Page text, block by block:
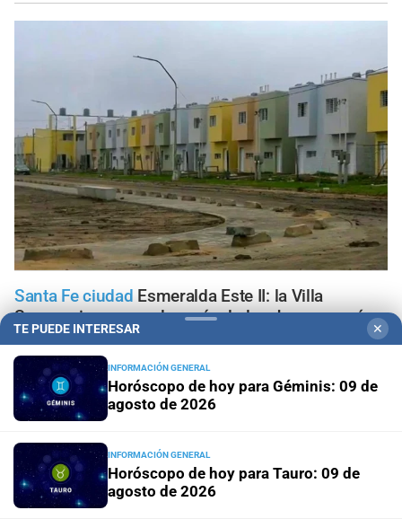
Santa Fe ciudad Esmeralda Este II: la Villa
Suramericana que después de los Juegos será
hogar de 346 familias
"Geriátrico del horror"¿Qué pasó con el Observatorio
municipal de asilos de ancianos en la ciudad de Santa
Fe?
Ante el fenómeno de El NiñoEl mapa que protege a
Santa Fe del agua: dónde están los 54 puntos de
bombeo
TE PUEDE INTERESAR ✕
INFORMACIÓN GENERAL
Horóscopo de hoy para Géminis: 09 de
agosto de 2026
INFORMACIÓN GENERAL
Horóscopo de hoy para Tauro: 09 de
agosto de 2026